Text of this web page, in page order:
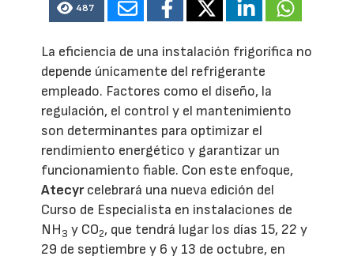
487
La eficiencia de una instalación frigorífica no
depende únicamente del refrigerante
empleado. Factores como el diseño, la
regulación, el control y el mantenimiento
son determinantes para optimizar el
rendimiento energético y garantizar un
funcionamiento fiable. Con este enfoque,
Atecyrcelebrará una nueva edición del
Curso de Especialista en instalaciones de
NH3 y CO2, que tendrá lugar los días 15, 22 y
29 de septiembre y 6 y 13 de octubre, en